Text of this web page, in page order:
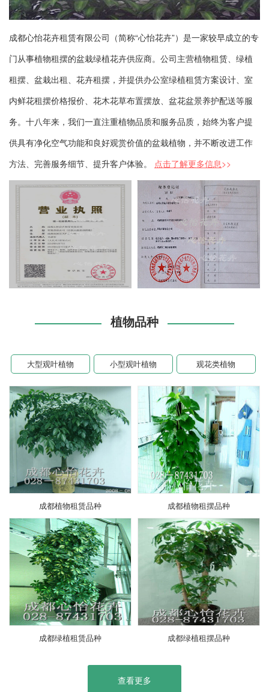
成都心怡花卉租赁有限公司（简称“心怡花卉”）是一家较早成立的专
门从事植物租摆的盆栽绿植花卉供应商。公司主营植物租赁、绿植
租摆、盆栽出租、花卉租摆，并提供办公室绿植租赁方案设计、室
内鲜花租摆价格报价、花木花草布置摆放、盆花盆景养护配送等服
务。十八年来，我们一直注重植物品质和服务品质，始终为客户提
供具有净化空气功能和良好观赏价值的盆栽植物，并不断改进工作
方法、完善服务细节、提升客户体验。 点击了解更多信息>>
植物品种
大型观叶植物 小型观叶植物 观花类植物
成都植物租赁品种 成都植物租摆品种
成都绿植租赁品种 成都绿植租摆品种
查看更多